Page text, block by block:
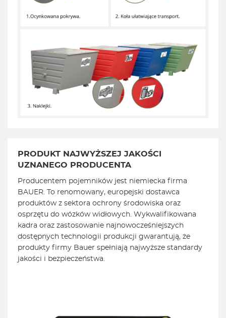
PRODUKT NAJWYŻSZEJ JAKOŚCI
UZNANEGO PRODUCENTA
Producentem pojemników jest niemiecka firma
BAUER. To renomowany, europejski dostawca
produktów z sektora ochrony środowiska oraz
osprzętu do wózków widłowych. Wykwalifikowana
kadra oraz zastosowanie najnowocześniejszych
dostępnych technologii produkcji gwarantują, że
produkty firmy Bauer spełniają najwyższe standardy
jakości i bezpieczeństwa.